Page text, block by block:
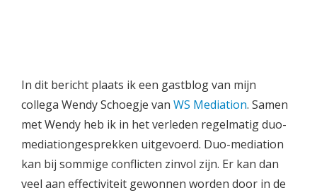
In dit bericht plaats ik een gastblog van mijn
collega Wendy Schoegje van WS Mediation. Samen
met Wendy heb ik in het verleden regelmatig duo-
mediationgesprekken uitgevoerd. Duo-mediation
kan bij sommige conflicten zinvol zijn. Er kan dan
veel aan effectiviteit gewonnen worden door in de